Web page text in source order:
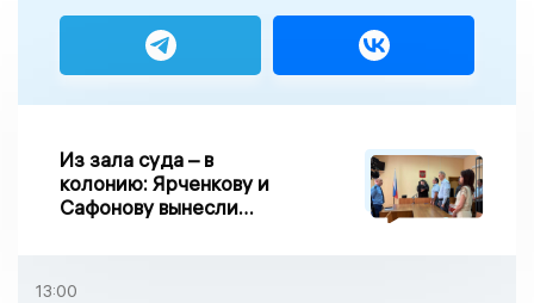
Из зала суда – в
колонию: Ярченкову и
Сафонову вынесли
13:00